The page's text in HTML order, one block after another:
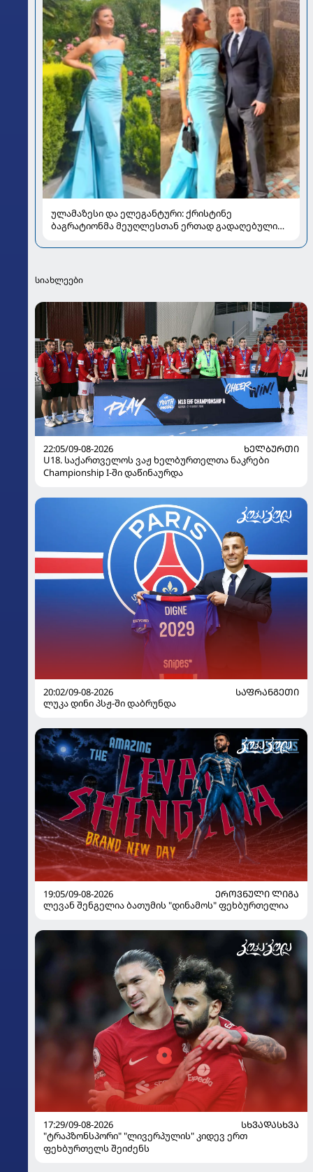
ულამაზესი და ელეგანტური: ქრისტინე
ბაგრატიონმა მეუღლესთან ერთად გადაღებული
სიახლეები
22:05/09-08-2026
ᲮᲔᲚᲑᲣᲠᲗᲘ
U18. საქართველოს ვაჟ ხელბურთელთა ნაკრები
Championship I-ში დაწინაურდა
20:02/09-08-2026
ᲡᲐᲤᲠᲐᲜᲒᲔᲗᲘ
ლუკა დინი პსჟ-ში დაბრუნდა
19:05/09-08-2026
ᲔᲠᲝᲕᲜᲣᲚᲘ ᲚᲘᲒᲐ
ლევან შენგელია ბათუმის "დინამოს" ფეხბურთელია
17:29/09-08-2026
ᲡᲮᲕᲐᲓᲐᲡᲮᲕᲐ
"ტრაპზონსპორი" "ლივერპულის" კიდევ ერთ
ფეხბურთელს შეიძენს